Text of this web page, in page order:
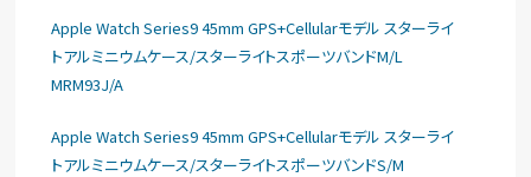
Apple Watch Series9 45mm GPS+Cellularモデル スターライ
トアルミニウムケース/スターライトスポーツバンドM/L
MRM93J/A
Apple Watch Series9 45mm GPS+Cellularモデル スターライ
トアルミニウムケース/スターライトスポーツバンドS/M